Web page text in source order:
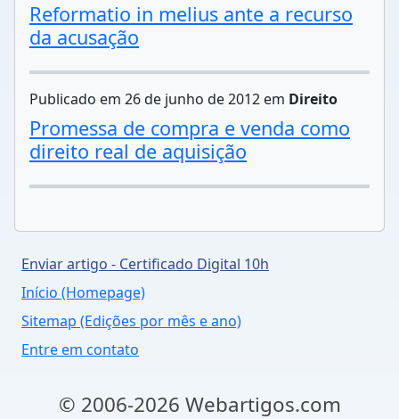
Reformatio in melius ante a recurso
da acusação
Publicado em 26 de junho de 2012 em Direito
Promessa de compra e venda como
direito real de aquisição
Enviar artigo - Certificado Digital 10h
Início (Homepage)
Sitemap (Edições por mês e ano)
Entre em contato
© 2006-2026 Webartigos.com